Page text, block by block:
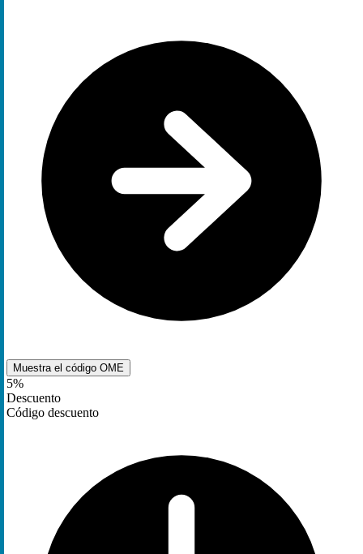
Muestra el código OME
5%
Descuento
Código descuento